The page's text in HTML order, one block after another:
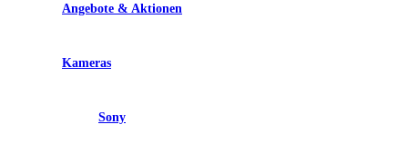
Angebote & Aktionen
Kameras
Sony